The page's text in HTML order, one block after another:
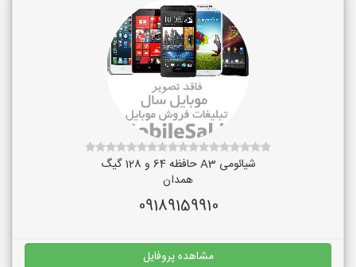
شیائومی A3 حافظه 64 و 128 گیگ
همدان
09189159910
مشاهده پروفایل